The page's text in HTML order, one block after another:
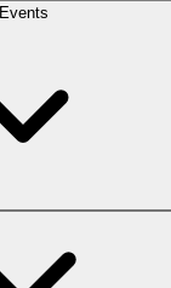
Events